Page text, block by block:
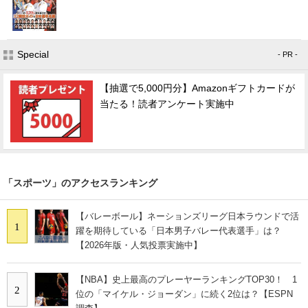
Special - PR -
【抽選で5,000円分】Amazonギフトカードが
当たる！読者アンケート実施中
「スポーツ」のアクセスランキング
1
【バレーボール】ネーションズリーグ日本ラウンドで活
躍を期待している「日本男子バレー代表選手」は？
【2026年版・人気投票実施中】
2
【NBA】史上最高のプレーヤーランキングTOP30！ 1
位の「マイケル・ジョーダン」に続く2位は？【ESPN